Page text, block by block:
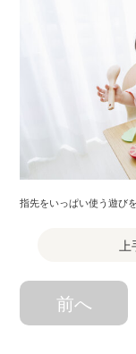
指先をいっぱい使う遊び
上
前へ